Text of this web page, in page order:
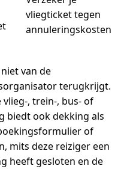
vliegticket tegen
annuleringskosten
van de
terugkrijgt.
, trein-, bus- of
biedt ook dekking als
of
mits deze reiziger een
heeft gesloten en de